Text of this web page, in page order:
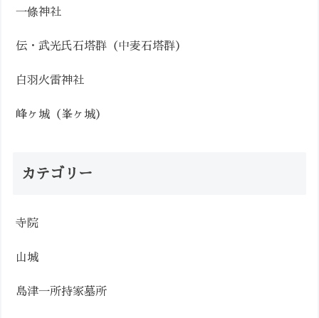
一條神社
伝・武光氏石塔群（中麦石塔群）
白羽火雷神社
峰ヶ城（峯ヶ城）
カテゴリー
寺院
山城
島津一所持家墓所